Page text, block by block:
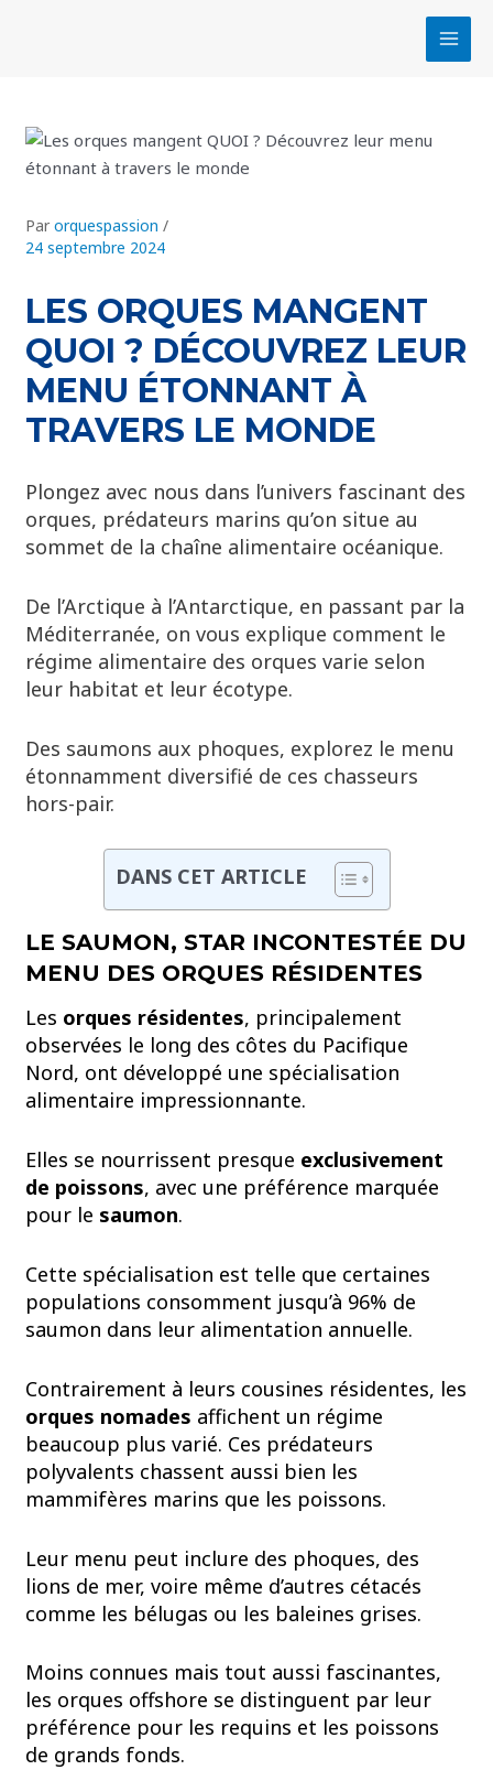
LES ORQUES MANGENT
QUOI ? DÉCOUVREZ LEUR
MENU ÉTONNANT À
TRAVERS LE MONDE
Parorquespassion/
24 septembre 2024
Plongez avec nous dans l’univers fascinant des
orques, prédateurs marins qu’on situe au
sommet de la chaîne alimentaire océanique.
De l’Arctique à l’Antarctique, en passant par la
Méditerranée, on vous explique comment le
régime alimentaire des orques varie selon
leur habitat et leur écotype.
Des saumons aux phoques, explorez le menu
étonnamment diversifié de ces chasseurs
hors-pair.
DANS CET ARTICLE
LE SAUMON, STAR INCONTESTÉE DU
MENU DES ORQUES RÉSIDENTES
Les orques résidentes, principalement
observées le long des côtes du Pacifique
Nord, ont développé une spécialisation
alimentaire impressionnante.
Elles se nourrissent presque exclusivement
de poissons, avec une préférence marquée
pour le saumon.
Cette spécialisation est telle que certaines
populations consomment jusqu’à 96% de
saumon dans leur alimentation annuelle.
Contrairement à leurs cousines résidentes, les
orques nomades affichent un régime
beaucoup plus varié. Ces prédateurs
polyvalents chassent aussi bien les
mammifères marins que les poissons.
Leur menu peut inclure des phoques, des
lions de mer, voire même d’autres cétacés
comme les bélugas ou les baleines grises.
Moins connues mais tout aussi fascinantes,
les orques offshore se distinguent par leur
préférence pour les requins et les poissons
de grands fonds.